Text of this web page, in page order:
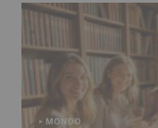
MONDO